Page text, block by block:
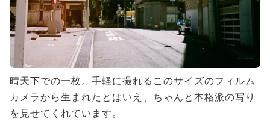
晴天下での一枚。手軽に撮れるこのサイズのフィルム
カメラから生まれたとはいえ、ちゃんと本格派の写り
を見せてくれています。